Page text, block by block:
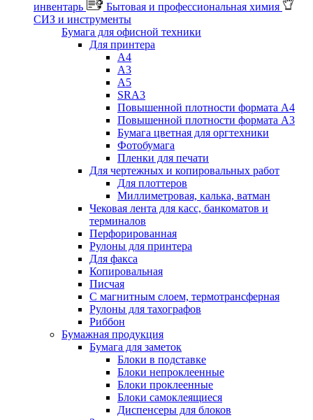
инвентарь
Бытовая и профессиональная химия
СИЗ и инструменты
Бумага для офисной техники
Для принтера
А4
А3
А5
SRA3
Повышенной плотности формата А4
Повышенной плотности формата А3
Бумага цветная для оргтехники
Фотобумага
Пленки для печати
Для чертежных и копировальных работ
Для плоттеров
Миллиметровая, калька, ватман
Чековая лента для касс, банкоматов и
терминалов
Перфорированная
Рулоны для принтера
Для факса
Копировальная
Писчая
С магнитным слоем, термотрансферная
Рулоны для тахографов
Риббон
Бумажная продукция
Бумага для заметок
Блоки в подставке
Блоки непроклеенные
Блоки проклеенные
Блоки самоклеящиеся
Диспенсеры для блоков